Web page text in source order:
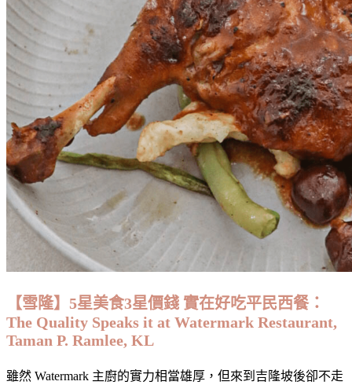
清
海
超
鮮
超
足：
順
海
鮮
Soon
Kee
Seafood
Noodles,
【雪隆】5星美食3星價錢 實在好吃平民西餐：
The Quality Speaks it at Watermark Restaurant,
Taman P. Ramlee, KL
雖然 Watermark 主廚的實力相當雄厚，但來到吉隆坡後卻不走